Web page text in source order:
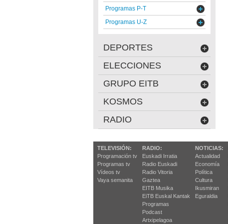
Programas P-T
Programas U-Z
DEPORTES
ELECCIONES
GRUPO EITB
KOSMOS
RADIO
TELEVISIÓN:
Programación tv
Programas tv
Vídeos tv
Vaya semanita
RADIO:
Euskadi Irratia
Radio Euskadi
Radio Vitoria
Gaztea
EITB Musika
EiTB Euskal Kantak
Programas
Podcast
Artxipelagoa
NOTICIAS:
Actualidad
Economía
Política
Cultura
Ikusmiran
Eguraldia